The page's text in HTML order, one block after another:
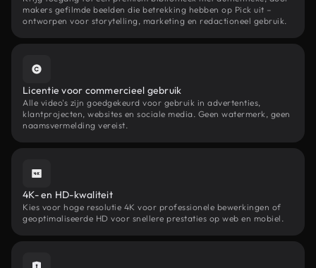
makers gefilmde beelden die betrekking hebben op Pick uit –
ontworpen voor storytelling, marketing en redactioneel gebruik.
Licentie voor commercieel gebruik
Alle video's zijn goedgekeurd voor gebruik in advertenties,
klantprojecten, websites en sociale media. Geen watermerk, geen
naamsvermelding vereist.
4K- en HD-kwaliteit
Kies voor hoge resolutie 4K voor professionele bewerkingen of
geoptimaliseerde HD voor snellere prestaties op web en mobiel.